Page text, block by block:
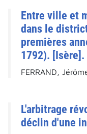
Entre ville et
dans le
premières
1792). [Isère].
FERRAND,
L'arbitrage
déclin d'une